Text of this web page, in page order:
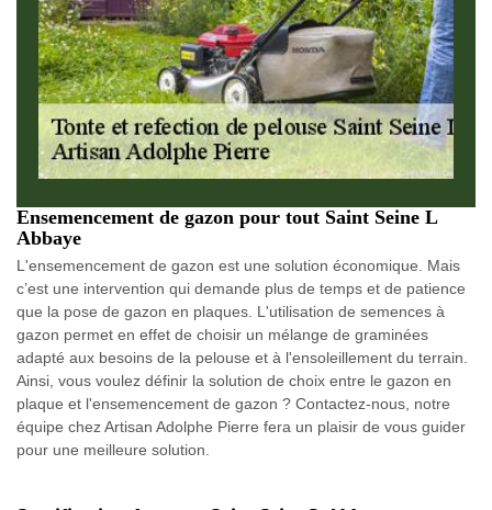
Ensemencement de gazon pour tout Saint Seine L
Abbaye
L'ensemencement de gazon est une solution économique. Mais
c’est une intervention qui demande plus de temps et de patience
que la pose de gazon en plaques. L'utilisation de semences à
gazon permet en effet de choisir un mélange de graminées
adapté aux besoins de la pelouse et à l'ensoleillement du terrain.
Ainsi, vous voulez définir la solution de choix entre le gazon en
plaque et l'ensemencement de gazon ? Contactez-nous, notre
équipe chez Artisan Adolphe Pierre fera un plaisir de vous guider
pour une meilleure solution.